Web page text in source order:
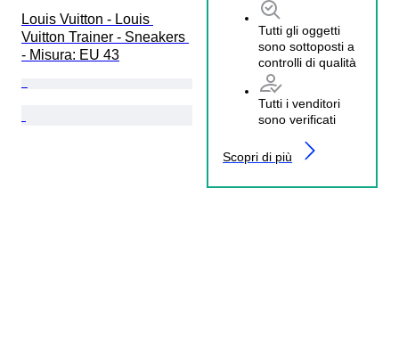
Tutti gli oggetti
sono sottoposti a
controlli di qualità
Tutti i venditori
sono verificati
Scopri di più
Louis Vuitton - Louis
Vuitton Trainer - Sneakers
- Misura: EU 43